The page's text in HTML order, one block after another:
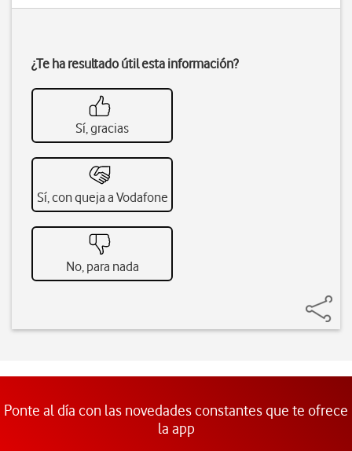
¿Te ha resultado útil esta información?
Sí, gracias
Sí, con queja a Vodafone
No, para nada
Ponte al día con las novedades constantes que te ofrece
la app